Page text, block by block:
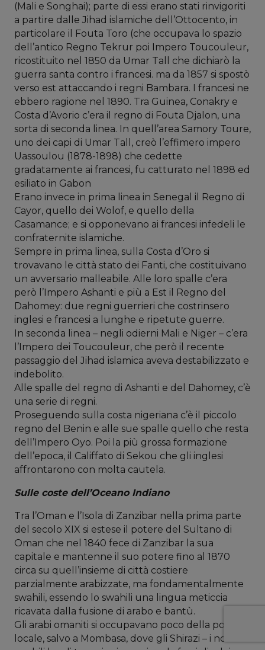
(Mali e Songhai); parte di essi erano stati rinvigoriti
a partire dalle Jihad islamiche dell’Ottocento, in
particolare il Fouta Toro (che occupava lo spazio
dell’antico Regno Tekrur poi Impero Toucouleur,
ricostituito nel 1850 da Umar Tall che dichiarò la
guerra santa contro i francesi. ma da 1857 si spostò
verso est attaccando i regni Bambara. I francesi ne
ebbero ragione nel 1890. Tra Guinea, Conakry e
Costa d’Avorio c’era il regno di Fouta Djalon, una
sorta di seconda linea. In quell’area Samory Toure,
uno dei capi di Umar Tall, creò l’effimero impero
Uassoulou (1878-1898) che cedette
gradatamente ai francesi, fu catturato nel 1898 ed
esiliato in Gabon
Erano invece in prima linea in Senegal il Regno di
Cayor, quello dei Wolof, e quello della
Casamance; e si opponevano ai francesi infedeli le
confraternite islamiche.
Sempre in prima linea, sulla Costa d’Oro si
trovavano le città stato dei Fanti, che costituivano
un avversario malleabile. Alle loro spalle c’era
però l’Impero Ashanti e più a Est il Regno del
Dahomey: due regni guerrieri che costrinsero
inglesi e francesi a lunghe e ripetute guerre.
In seconda linea – negli odierni Mali e Niger – c’era
l’Impero dei Toucouleur, che però il recente
passaggio del Jihad islamica aveva destabilizzato e
indebolito.
Alle spalle del regno di Ashanti e del Dahomey, c’è
una serie di regni.
Proseguendo sulla costa nigeriana c’è il piccolo
regno del Benin e alle sue spalle quello che resta
dell’Impero Oyo. Poi la più grossa formazione
dell’epoca, il Califfato di Sekou che gli inglesi
affrontarono con molta cautela.
Sulle coste dell’Oceano Indiano
Tra l’Oman e l’Isola di Zanzibar nella prima parte
del secolo XIX si estese il potere del Sultano di
Oman che nel 1840 fece di Zanzibar la sua
capitale e mantenne il suo potere fino al 1870
circa su quell’insieme di città costiere
parzialmente arabizzate, ma fondamentalmente
swahili, essendo lo swahili una lingua meticcia
ricavata dalla fusione di arabo e bantù.
Gli arabi omaniti si occupavano poco della politica
locale, salvo a Mombasa, dove gli Shirazi – i nobili